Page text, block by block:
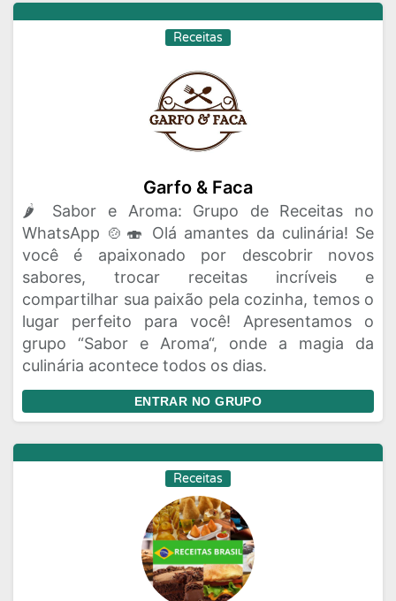
Receitas
Garfo & Faca
🌶️ Sabor e Aroma: Grupo de Receitas no
WhatsApp 🍲🍣 Olá amantes da culinária! Se
você é apaixonado por descobrir novos
sabores, trocar receitas incríveis e
compartilhar sua paixão pela cozinha, temos o
lugar perfeito para você! Apresentamos o
grupo “Sabor e Aroma“, onde a magia da
culinária acontece todos os dias.
ENTRAR NO GRUPO
Receitas